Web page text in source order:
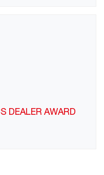
DEALER AWARD